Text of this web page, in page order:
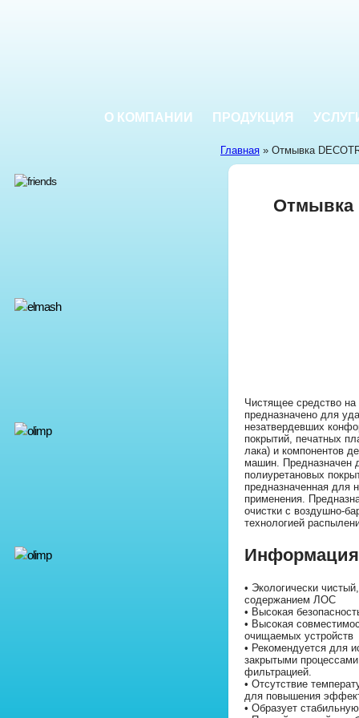
О КОМПАНИИ ПРОДУКЦИЯ
Главная » Отмывка
Отмывка
Чистящее средство на
предназначено для
незатвердевших
покрытий, печатных
лака) и компонентов
машин. Предназначен
полиуретановых
предназначенная для
применения.
очистки с воздушно-
технологией
Информация
• Экологически
содержанием ЛОС
• Высокая
• Высокая
очищаемых устройств
• Рекомендуется для
закрытыми
фильтрацией.
• Отсутствие
для повышения
• Образует